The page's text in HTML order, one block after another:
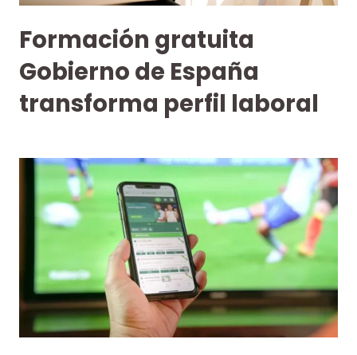
Formación gratuita
Gobierno de España
transforma perfil laboral